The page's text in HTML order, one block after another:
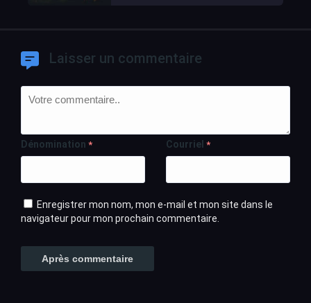
Laisser un commentaire
Dénomination * Courriel *
Enregistrer mon nom, mon e-mail et mon site dans le
navigateur pour mon prochain commentaire.